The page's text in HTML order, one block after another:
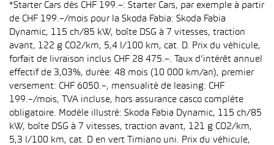
*Starter Cars dès CHF 199.–: Starter Cars, par exemple à partir
de CHF 199.–/mois pour la Skoda Fabia: Skoda Fabia
Dynamic, 115 ch/85 kW, boîte DSG à 7 vitesses, traction
avant, 122 g CO2/km, 5,4 l/100 km, cat. D. Prix du véhicule,
forfait de livraison inclus CHF 28 475.–. Taux d’intérêt annuel
effectif de 3,03%, durée: 48 mois (10 000 km/an), premier
versement: CHF 6050.–, mensualité de leasing: CHF
199.–/mois, TVA incluse, hors assurance casco complète
obligatoire. Modèle illustré: Skoda Fabia Dynamic, 115 ch/85
kW, boîte DSG à 7 vitesses, traction avant, 121 g CO2/km,
5,3 l/100 km, cat. D en vert Timiano uni. Prix du véhicule,